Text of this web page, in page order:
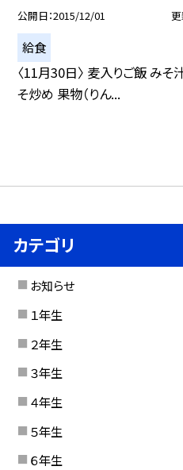
公開日 2015/12/01
給食
〈11月30日〉 麦入りご飯 み
そ炒め 果物（りん...
カテゴリ
お知らせ
１年生
２年生
３年生
４年生
５年生
６年生